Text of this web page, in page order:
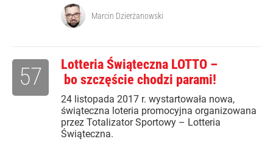
Marcin Dzierżanowski
Lotteria Świąteczna LOTTO –
bo szczęście chodzi parami!
24 listopada 2017 r. wystartowała nowa,
świąteczna loteria promocyjna organizowana
przez Totalizator Sportowy – Lotteria
Świąteczna.
57